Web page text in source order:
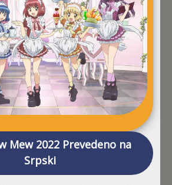
Mew 2022 Prevedeno na
Srpski